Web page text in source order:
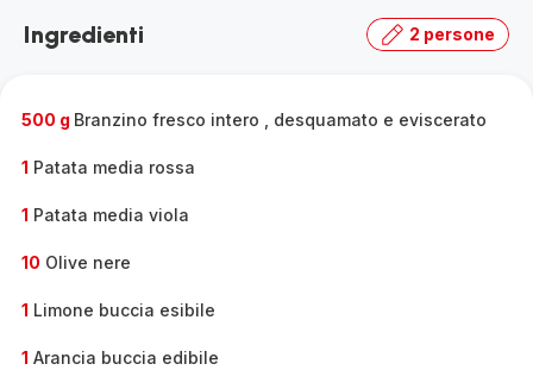
la
Ingredienti 2 persone
500 g Branzino fresco intero , desquamato e eviscerato
1 Patata media rossa
1 Patata media viola
10 Olive nere
1 Limone buccia esibile
1 Arancia buccia edibile